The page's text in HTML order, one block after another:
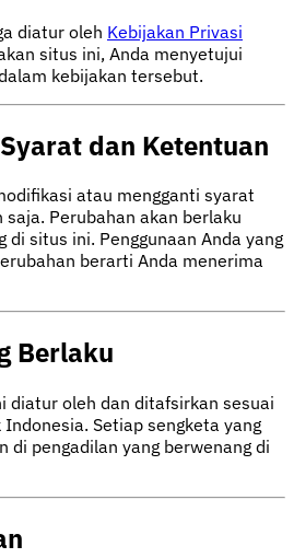
diatur oleh Kebijakan Privasi
situs ini, Anda menyetujui
kebijakan tersebut.
dan Ketentuan
atau mengganti syarat
Perubahan akan berlaku
situs ini. Penggunaan Anda yang
berarti Anda menerima
Berlaku
diatur oleh dan ditafsirkan sesuai
Setiap sengketa yang
di pengadilan yang berwenang di